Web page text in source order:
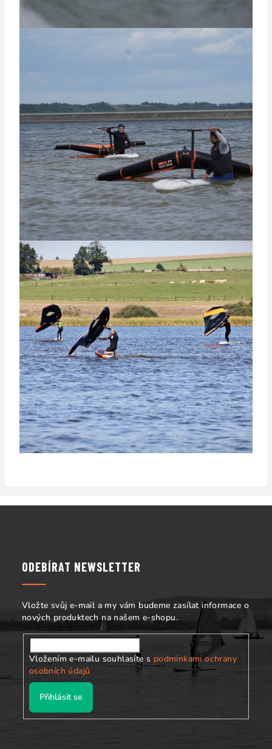
ODEBÍRAT NEWSLETTER
Vložte svůj e-mail a my vám budeme zasílat informace o
nových produktech na našem e-shopu.
Vložením e-mailu souhlasíte s podmínkami ochrany
osobních údajů
Přihlásit se